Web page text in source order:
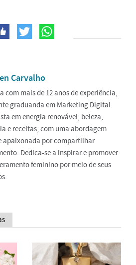
Carvalho
com mais de 12 anos de experiência,
graduanda em Marketing Digital.
em energia renovável, beleza,
e receitas, com uma abordagem
apaixonada por compartilhar
Dedica-se a inspirar e promover
feminino por meio de seus